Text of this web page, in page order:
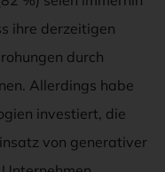
ihre derzeitigen
durch
Allerdings habe
investiert, die
von generativer